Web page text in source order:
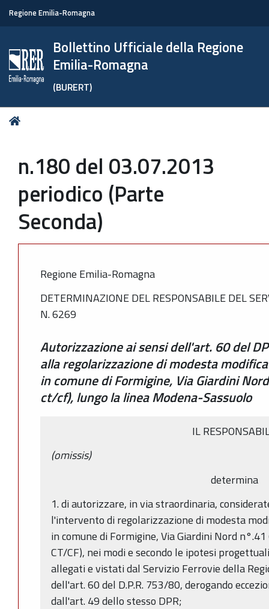
Regione Emilia-Romagna
Bollettino Ufficiale della Regione
Emilia-Romagna
(BURERT)
Tu
n.180 del 03.07.2013
periodico (Parte
Seconda)
Regione Emilia-Romagna
DETERMINAZIONE DEL RESPONSABILE DEL
N. 6269
Autorizzazione ai sensi dell'art. 60 del
alla regolarizzazione di modesta
in comune di Formigine, Via Giardini
ct/cf), lungo la linea Modena-Sassuolo
IL
(omissis)
determina
1. di autorizzare, in via straordinaria,
l'intervento di regolarizzazione di modesta
in comune di Formigine, Via Giardini Nord
CT/CF), nei modi e secondo le ipotesi
allegati e vistati dal Servizio Ferrovie della
dell'art. 60 del D.P.R. 753/80, derogando
dall'art. 49 dello stesso DPR;